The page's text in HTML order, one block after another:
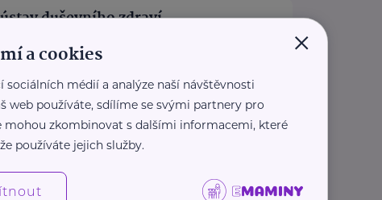
duševního zdraví
pro pacienty, objednávání)
244
×
a cookies
médií a analýze naší návštěvnosti
web používáte, sdílíme se svými partnery pro
mohou zkombinovat s dalšími informacemi, které
používáte jejich služby.